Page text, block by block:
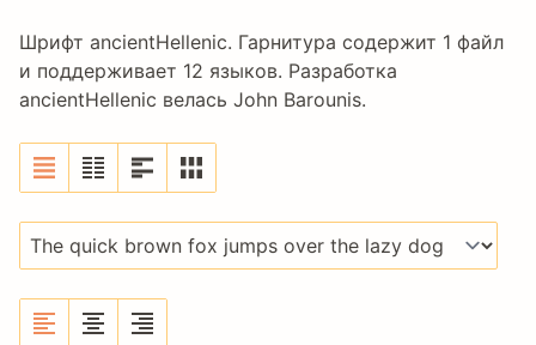
Шрифт ancientHellenic. Гарнитура содержит 1 файл
и поддерживает 12 языков. Разработка
ancientHellenic велась John Barounis.